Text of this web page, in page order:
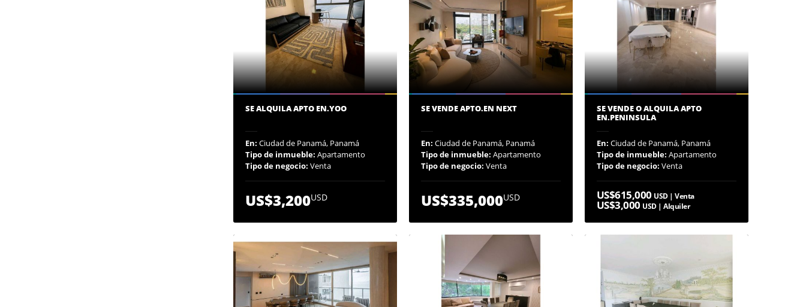
SE ALQUILA APTO EN.YOO
En: Ciudad de Panamá, Panamá
Tipo de inmueble: Apartamento
Tipo de negocio: Venta
US$3,200USD
SE VENDE APTO.EN NEXT
En: Ciudad de Panamá, Panamá
Tipo de inmueble: Apartamento
Tipo de negocio: Venta
US$335,000USD
SE VENDE O ALQUILA APTO
EN.PENINSULA
En: Ciudad de Panamá, Panamá
Tipo de inmueble: Apartamento
Tipo de negocio: Venta
US$615,000 USD | Venta
US$3,000 USD | Alquiler